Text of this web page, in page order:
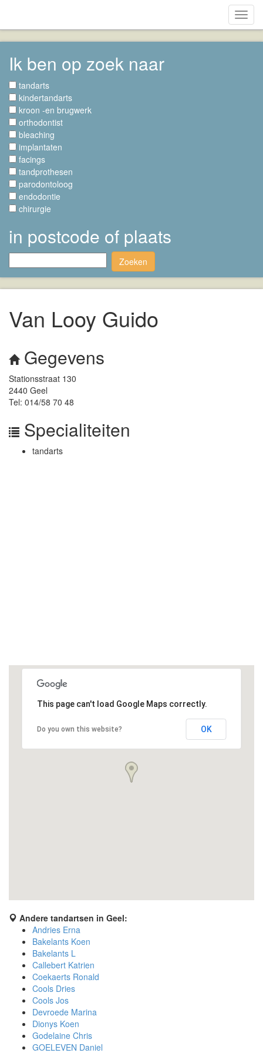
Ik ben op zoek naar
tandarts
kindertandarts
kroon -en brugwerk
orthodontist
bleaching
implantaten
facings
tandprothesen
parodontoloog
endodontie
chirurgie
in postcode of plaats
Zoeken
Van Looy Guido
Gegevens
Stationsstraat 130
2440 Geel
Tel: 014/58 70 48
Specialiteiten
tandarts
This page can't load Google Maps correctly.
Do you own this website? OK
Andere tandartsen in Geel:
Andries Erna
Bakelants Koen
Bakelants L
Callebert Katrien
Coekaerts Ronald
Cools Dries
Cools Jos
Devroede Marina
Dionys Koen
Godelaine Chris
GOELEVEN Daniel